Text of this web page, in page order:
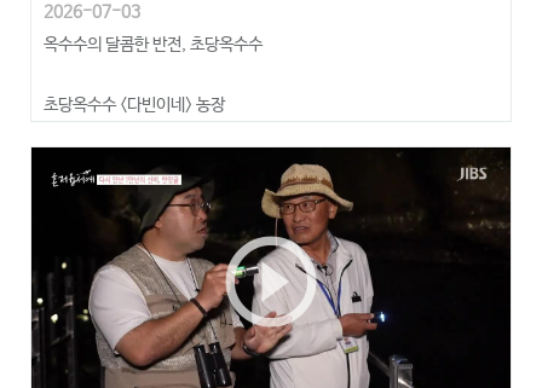
2026-07-03
옥수수의 달콤한 반전, 초당옥수수
초당옥수수 <다빈이네> 농장
play_circle_outline